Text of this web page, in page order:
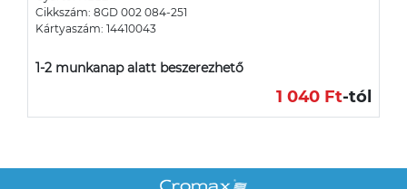
Cikkszám: 8GD 002 084-251
Kártyaszám: 14410043
1-2 munkanap alatt beszerezhető
1 040 Ft-tól